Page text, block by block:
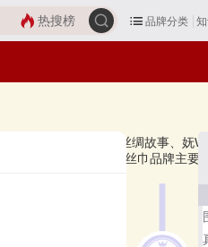
品牌分类
热搜榜
、绣娘丝绸、丝绸故事、妩
，选择自己满意的！丝巾品牌主